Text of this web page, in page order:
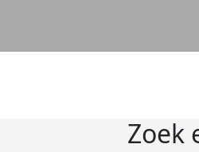
Zoek